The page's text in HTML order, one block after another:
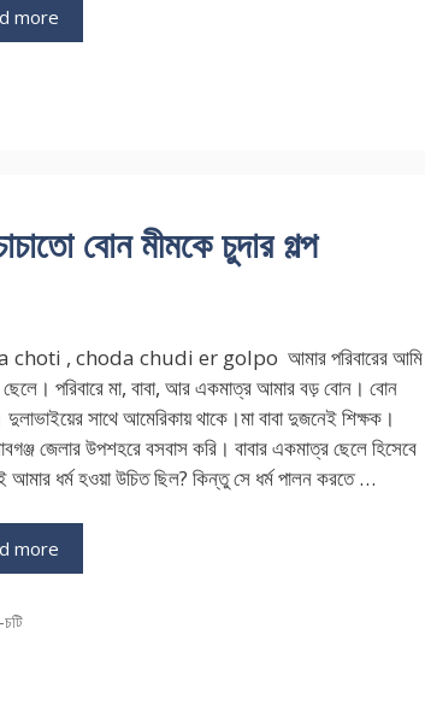
more
বোন মীমকে চুদার গল্প
choti , choda chudi er golpo আমার পরিবারের আমি
পরিবারে মা, বাবা, আর একমাত্র আমার বড় বোন। বোন
দুলাভাইয়ের সাথে আমেরিকায় থাকে।মা বাবা দুজনেই শিক্ষক।
জেলার উপশহরে বসবাস করি। বাবার একমাত্র ছেলে হিসেবে
আমার ধর্ম হওয়া উচিত ছিল? কিন্তু সে ধর্ম পালন করতে …
more
চটি